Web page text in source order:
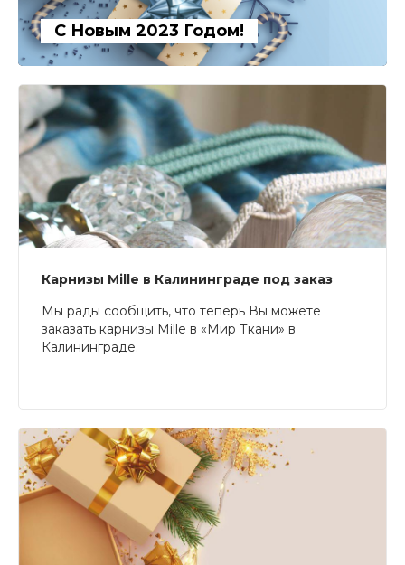
С Новым 2023 Годом!
Карнизы Mille в Калининграде под заказ
Мы рады сообщить, что теперь Вы можете
заказать карнизы Mille в «Мир Ткани» в
Калининграде.